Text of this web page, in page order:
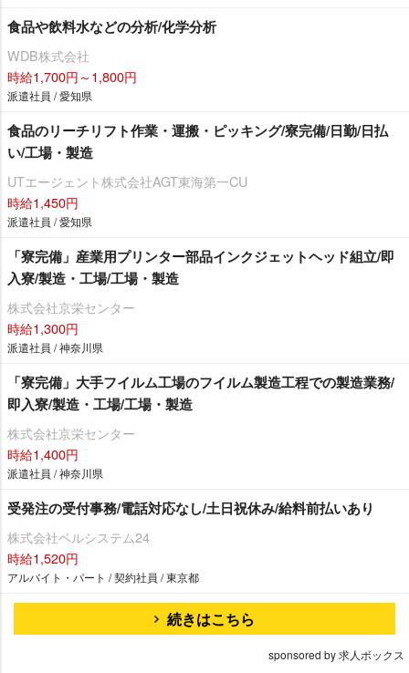
食品や飲料水などの分析/化学分析
WDB株式会社
時給1,700円～1,800円
派遣社員 / 愛知県
食品のリーチリフト作業・運搬・ピッキング/寮完備/日勤/日払
い/工場・製造
UTエージェント株式会社AGT東海第一CU
時給1,450円
派遣社員 / 愛知県
「寮完備」産業用プリンター部品インクジェットヘッド組立/即
入寮/製造・工場/工場・製造
株式会社京栄センター
時給1,300円
派遣社員 / 神奈川県
「寮完備」大手フイルム工場のフイルム製造工程での製造業務/
即入寮/製造・工場/工場・製造
株式会社京栄センター
時給1,400円
派遣社員 / 神奈川県
受発注の受付事務/電話対応なし/土日祝休み/給料前払いあり
株式会社ベルシステム24
時給1,520円
アルバイト・パート / 契約社員 / 東京都
続きはこちら
sponsored by 求人ボックス